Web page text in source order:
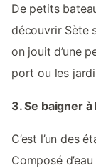
De petits
découvrir Sète
on jouit d’une
port ou les
3. Se baigner à
C’est l’un des
Composé